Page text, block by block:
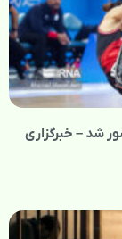
شد – خبرگزاری